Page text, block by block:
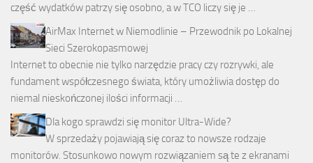
część wydatków patrzy się osobno, a w TCO liczy się je …
AirMax Internet w Niemodlinie – Przewodnik po Lokalnej
Sieci Szerokopasmowej
Internet to obecnie nie tylko narzędzie pracy czy rozrywki, ale
fundament współczesnego świata, który umożliwia dostęp do
niemal nieskończonej ilości informacji …
Dla kogo sprawdzi się monitor Ultra-Wide?
W sprzedaży pojawiają się coraz to nowsze rodzaje
monitorów. Stosunkowo nowym rozwiązaniem są te z ekranami